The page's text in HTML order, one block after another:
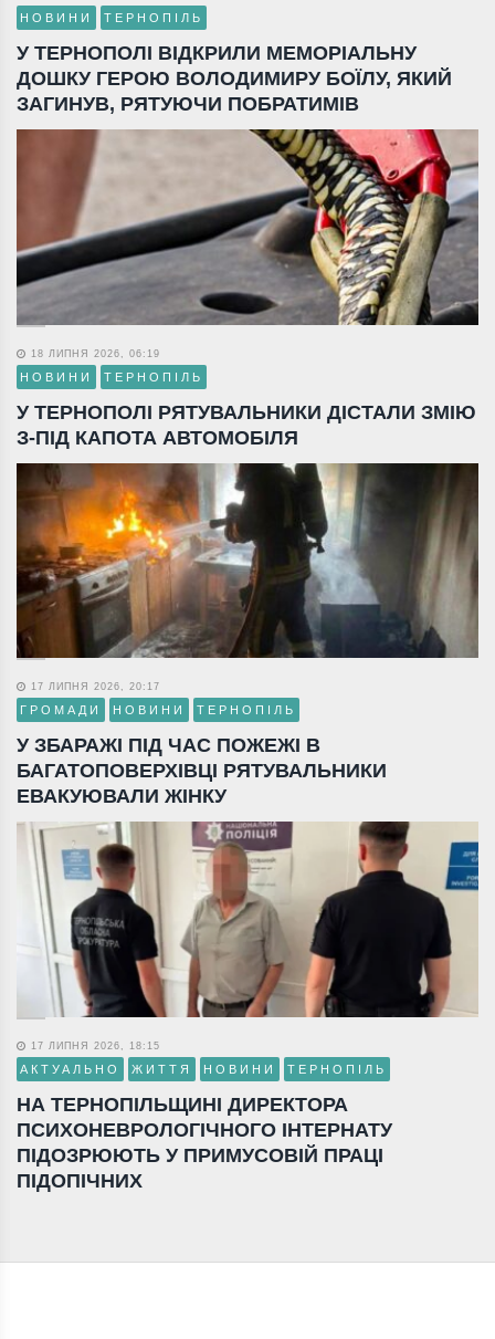
НОВИНИ ТЕРНОПІЛЬ
У ТЕРНОПОЛІ ВІДКРИЛИ МЕМОРІАЛЬНУ
ДОШКУ ГЕРОЮ ВОЛОДИМИРУ БОЇЛУ, ЯКИЙ
ЗАГИНУВ, РЯТУЮЧИ ПОБРАТИМІВ
18 ЛИПНЯ 2026, 06:19
НОВИНИ ТЕРНОПІЛЬ
У ТЕРНОПОЛІ РЯТУВАЛЬНИКИ ДІСТАЛИ ЗМІЮ
З-ПІД КАПОТА АВТОМОБІЛЯ
17 ЛИПНЯ 2026, 20:17
ГРОМАДИ НОВИНИ ТЕРНОПІЛЬ
У ЗБАРАЖІ ПІД ЧАС ПОЖЕЖІ В
БАГАТОПОВЕРХІВЦІ РЯТУВАЛЬНИКИ
ЕВАКУЮВАЛИ ЖІНКУ
17 ЛИПНЯ 2026, 18:15
АКТУАЛЬНО ЖИТТЯ НОВИНИ ТЕРНОПІЛЬ
НА ТЕРНОПІЛЬЩИНІ ДИРЕКТОРА
ПСИХОНЕВРОЛОГІЧНОГО ІНТЕРНАТУ
ПІДОЗРЮЮТЬ У ПРИМУСОВІЙ ПРАЦІ
ПІДОПІЧНИХ